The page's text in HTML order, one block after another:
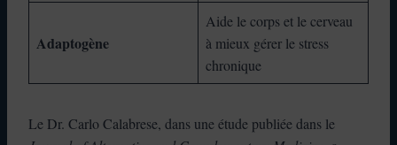
Adaptogène
Aide le corps et le cerveau
à mieux gérer le stress
chronique
Le Dr. Carlo Calabrese, dans une étude publiée dans le